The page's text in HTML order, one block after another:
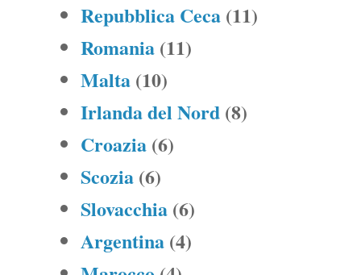
Repubblica Ceca (11)
Romania (11)
Malta (10)
Irlanda del Nord (8)
Croazia (6)
Scozia (6)
Slovacchia (6)
Argentina (4)